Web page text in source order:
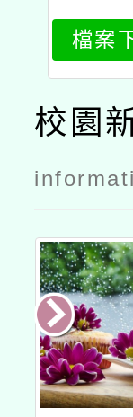
學推
教育教
能精
檔案
校園